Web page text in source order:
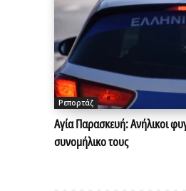
Ρεπορτάζ
Αγία Παρασκευή: Ανήλικοι
συνομήλικο τους